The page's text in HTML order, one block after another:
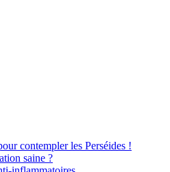
contempler les Perséides !
saine ?